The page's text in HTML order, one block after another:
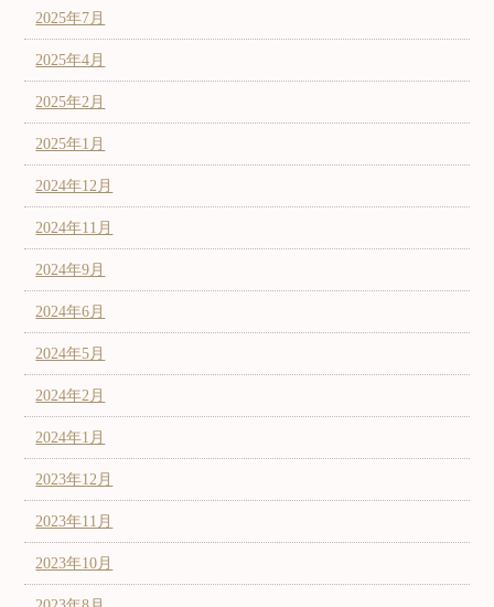
2025年7月
2025年4月
2025年2月
2025年1月
2024年12月
2024年11月
2024年9月
2024年6月
2024年5月
2024年2月
2024年1月
2023年12月
2023年11月
2023年10月